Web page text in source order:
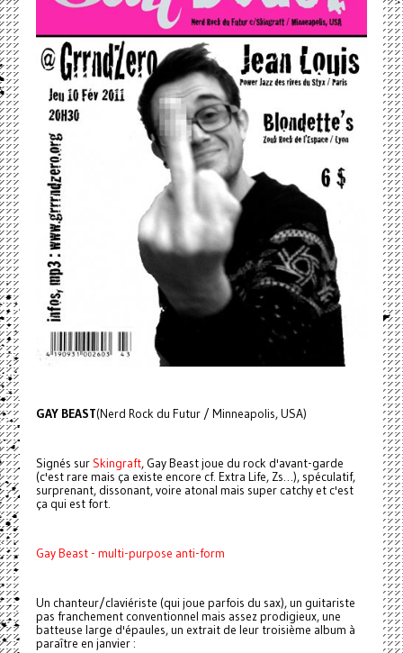
GAY BEAST(Nerd Rock du Futur / Minneapolis, USA)
Signés surSkingraft, Gay Beast joue du rock d'avant-garde
(c'est rare mais ça existe encore cf. Extra Life, Zs…), spéculatif,
surprenant, dissonant, voire atonal mais super catchy et c'est
ça qui est fort.
Gay Beast - multi-purpose anti-form
Un chanteur/claviériste (qui joue parfois du sax), un guitariste
pas franchement conventionnel mais assez prodigieux, une
batteuse large d'épaules, un extrait de leur troisième album à
paraître en janvier :